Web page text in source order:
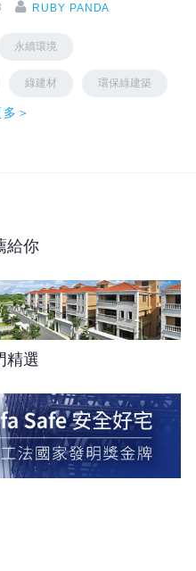
RUBY PANDA
永續環境
綠建材 環保綠建築
＞
給你
精選